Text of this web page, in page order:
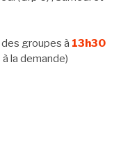
des groupes à 13h30
la demande)